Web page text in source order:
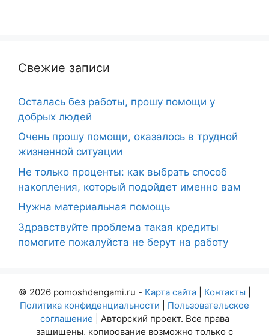
Свежие записи
Осталась без работы, прошу помощи у
добрых людей
Очень прошу помощи, оказалось в трудной
жизненной ситуации
Не только проценты: как выбрать способ
накопления, который подойдет именно вам
Нужна материальная помощь
Здравствуйте проблема такая кредиты
помогите пожалуйста не берут на работу
© 2026 pomoshdengami.ru - Карта сайта| Контакты
Политика конфиденциальности
Пользовательское
соглашение | Авторский проект. Все права
защищены, копирование возможно только с